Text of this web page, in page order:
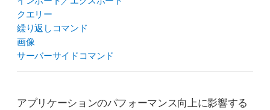
クエリー
繰り返しコマンド
画像
サーバーサイドコマンド
アプリケーションのパフォーマンス向上に影響する